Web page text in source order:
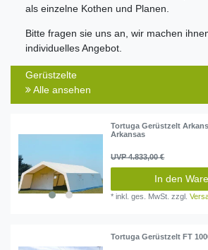
als einzelne Kothen und Planen.
Bitte fragen sie uns an, wir machen
individuelles Angebot.
Gerüstzelte
Alle ansehen
Tortuga Gerüstzelt
Arkansas
UVP 4.833,00 €
In den
*inkl. ges. MwSt. zzgl.
Tortuga Gerüstzelt FT